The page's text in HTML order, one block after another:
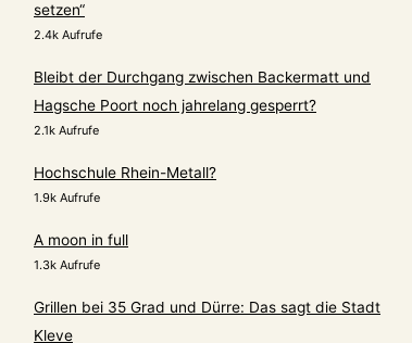
setzen“
2.4k Aufrufe
Bleibt der Durchgang zwischen Backermatt und
Hagsche Poort noch jahrelang gesperrt?
2.1k Aufrufe
Hochschule Rhein-Metall?
1.9k Aufrufe
A moon in full
1.3k Aufrufe
Grillen bei 35 Grad und Dürre: Das sagt die Stadt
Kleve